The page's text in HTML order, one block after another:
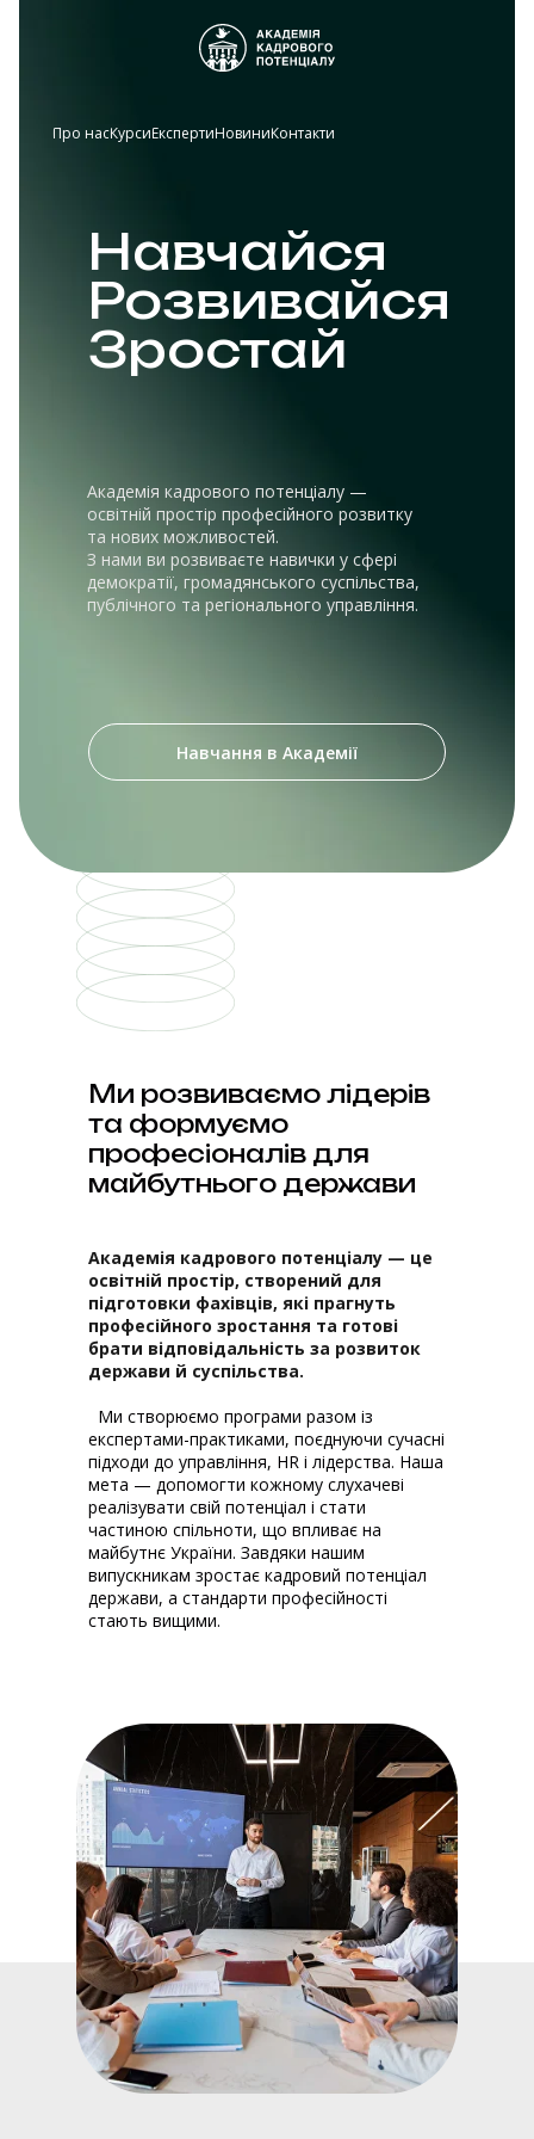
Навчайся
Розвивайся
Зростай
Академія кадрового потенціалу —
освітній простір професійного розвитку
та нових можливостей.
З нами ви розвиваєте навички у сфері
демократії, громадянського суспільства,
публічного та регіонального управління.
Навчання в Академії
Про насКурсиЕкспертиНовиниКонтакти
Ми розвиваємо лідерів
та формуємо
професіоналів для
майбутнього держави
Академія кадрового потенціалу — це
освітній простір, створений для
підготовки фахівців, які прагнуть
професійного зростання та готові
брати відповідальність за розвиток
держави й суспільства.
Ми створюємо програми разом із
експертами-практиками, поєднуючи сучасні
підходи до управління, HR і лідерства. Наша
мета — допомогти кожному слухачеві
реалізувати свій потенціал і стати
частиною спільноти, що впливає на
майбутнє України. Завдяки нашим
випускникам зростає кадровий потенціал
держави, а стандарти професійності
стають вищими.